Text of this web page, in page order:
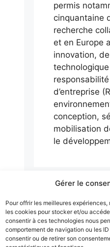
Gérer le
Pour offrir les meilleures
les cookies pour stocker et/ou
consentir à ces technologies nous
comportement de navigation ou les
consentir ou de retirer son
permis
cinquantaine
recherche
et en Europe
innovation,
d’entreprise
conception,
mobilisation
le